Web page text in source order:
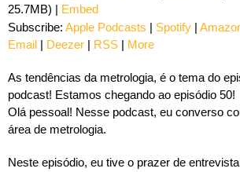
25.7MB) | Embed
Subscribe: Apple Podcasts | Spotify |
Email | Deezer | RSS | More
As tendências da metrologia, é o tema do
podcast! Estamos chegando ao episódio 50!
Olá pessoal! Nesse podcast, eu converso
área de metrologia.
Neste episódio, eu tive o prazer de